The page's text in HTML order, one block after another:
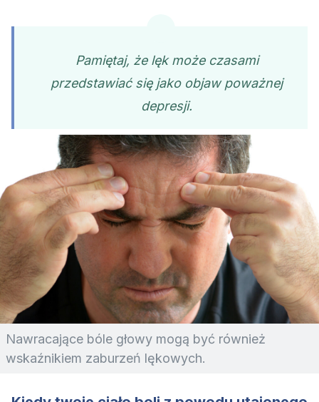
Pamiętaj, że lęk może czasami
przedstawiać się jako objawpoważnej
depresji.
Nawracające bóle głowy mogą być również
wskaźnikiem zaburzeń lękowych.